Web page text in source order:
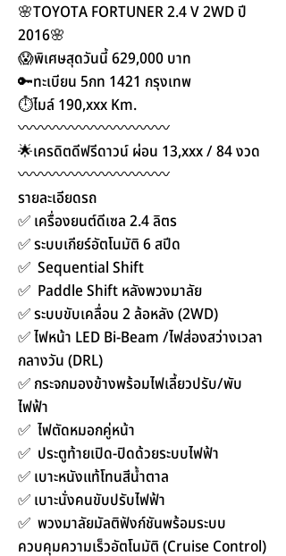
🌸TOYOTA FORTUNER 2.4 V 2WD ปี
2016🌸
😱พิเศษสุดวันนี้ 629,000 บาท
🔑ทะเบียน 5กท 1421 กรุงเทพ
⏱ไมล์ 190,xxx Km.
〰️〰️〰️〰️〰️〰️〰️〰️〰️〰️
🌟เครดิตดีฟรีดาวน์ ผ่อน 13,xxx / 84 งวด
〰️〰️〰️〰️〰️〰️〰️〰️〰️〰️
รายละเอียดรถ
✅ เครื่องยนต์ดีเซล 2.4 ลิตร
✅ ระบบเกียร์อัตโนมัติ 6 สปีด
✅ Sequential Shift
✅ Paddle Shift หลังพวงมาลัย
✅ ระบบขับเคลื่อน 2 ล้อหลัง (2WD)
✅ ไฟหน้า LED Bi-Beam /ไฟส่องสว่างเวลา
กลางวัน (DRL)
✅ กระจกมองข้างพร้อมไฟเลี้ยวปรับ/พับ
ไฟฟ้า
✅ ไฟตัดหมอกคู่หน้า
✅ ประตูท้ายเปิด-ปิดด้วยระบบไฟฟ้า
✅ เบาะหนังแท้โทนสีน้ำตาล
✅ เบาะนั่งคนขับปรับไฟฟ้า
✅ พวงมาลัยมัลติฟังก์ชันพร้อมระบบ
ควบคุมความเร็วอัตโนมัติ (Cruise Control)